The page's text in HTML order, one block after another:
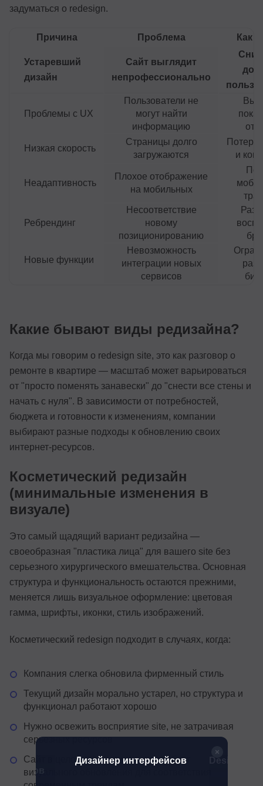
задуматься о redesign.
Причина Проблема Как
Устаревший
дизайн
Сайт выглядит
непрофессионально
Проблемы с UX
Пользователи не
могут найти
информацию
Низкая скорость
Страницы долго
загружаются
Потеря
и
Неадаптивность
Плохое отображение
на мобильных
Ребрендинг
Несоответствие
новому
позиционированию
Новые функции
Невозможность
интеграции новых
сервисов
Какие бывают виды редизайна?
Когда мы говорим о redesign site, это как разговор о
ремонте в квартире — масштаб может варьироваться
от "просто поменять занавески" до "снести все стены и
начать с нуля". В зависимости от потребностей,
бюджета и готовности к изменениям, компании
выбирают разные подходы к обновлению своих
интернет-ресурсов.
Косметический редизайн
(минимальные изменения в
визуале)
Это самый щадящий вариант редизайна —
своеобразная "пластика лица" для вашего site без
серьезного хирургического вмешательства. Основная
структура и функциональность остаются прежними,
меняется лишь визуальное оформление: цветовая
гамма, шрифты, иконки, стиль изображений.
Косметический redesign подходит в случаях, когда:
Компания слегка обновила фирменный стиль
Текущий дизайн морально устарел, но структура и
функционал работают хорошо
Нужно освежить восприятие site, не затрачивая
серьезных ресурсов
Сайт в целом эффективен, но требует
визуального обновления для соответствия
Дизайнер интерфейсов